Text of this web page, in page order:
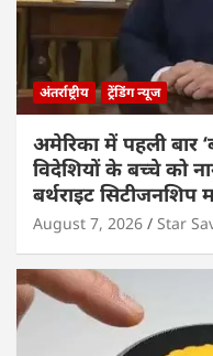
अंतर्राष्ट्रीय ट्रेंडिंग न्यूज
अमेरिका में पहली बार
विदेशियों के बच्चे को
बर्थराइट सिटीजनशिप
August 7, 2026 Star